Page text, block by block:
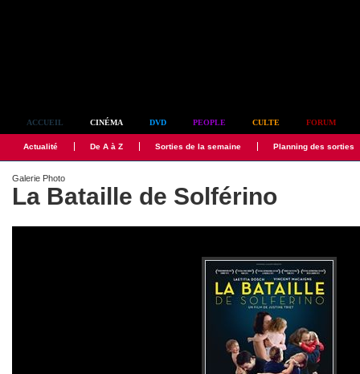
ACCUEIL CINÉMA DVD PEOPLE CULTE FORUM
Actualité De A à Z Sorties de la semaine Planning des sorties
Galerie Photo
La Bataille de Solférino